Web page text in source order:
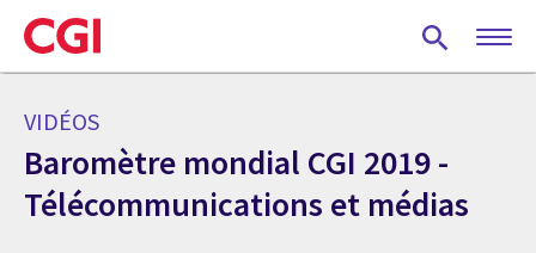
Skip
to
main
VIDÉOS
Baromètre mondial CGI 2019 -
Télécommunications et médias